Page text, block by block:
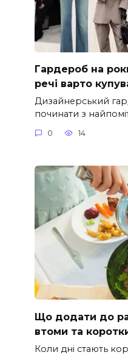
Гардероб на
речі варто
Дизайнерський
починати з
0 14
Що додати до
втоми та
Коли дні стають